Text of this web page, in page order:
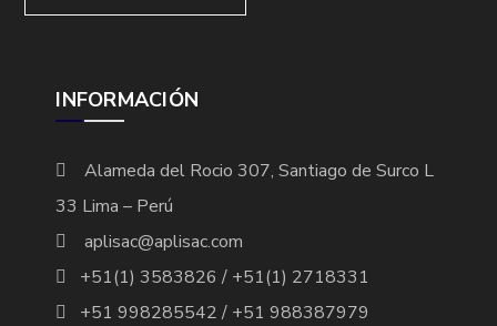
INFORMACIÓN
Alameda del Rocio 307, Santiago de Surco L
33 Lima – Perú
aplisac@aplisac.com
+51(1) 3583826 / +51(1) 2718331
+51 998285542 / +51 988387979